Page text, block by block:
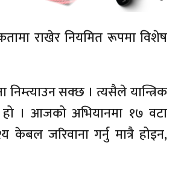
राखेर नियमित रूपमा विशेष
निम्त्याउन सक्छ । त्यसैले यान्त्रिक
हो । आजको अभियानमा १७ वटा
केबल जरिवाना गर्नु मात्रै होइन,